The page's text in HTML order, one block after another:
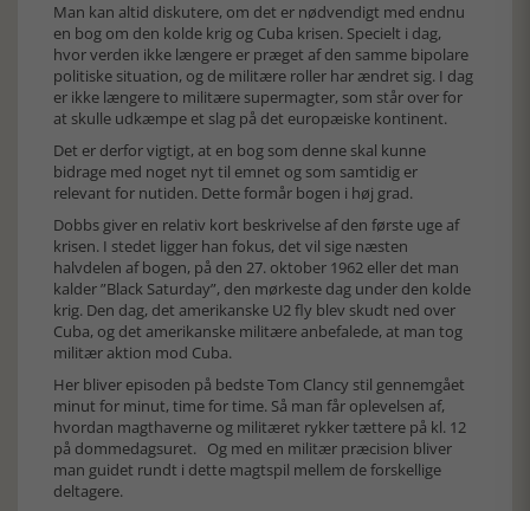
Man kan altid diskutere, om det er nødvendigt med endnu
en bog om den kolde krig og Cuba krisen. Specielt i dag,
hvor verden ikke længere er præget af den samme bipolare
politiske situation, og de militære roller har ændret sig. I dag
er ikke længere to militære supermagter, som står over for
at skulle udkæmpe et slag på det europæiske kontinent.
Det er derfor vigtigt, at en bog som denne skal kunne
bidrage med noget nyt til emnet og som samtidig er
relevant for nutiden. Dette formår bogen i høj grad.
Dobbs giver en relativ kort beskrivelse af den første uge af
krisen. I stedet ligger han fokus, det vil sige næsten
halvdelen af bogen, på den 27. oktober 1962 eller det man
kalder ”Black Saturday”, den mørkeste dag under den kolde
krig. Den dag, det amerikanske U2 fly blev skudt ned over
Cuba, og det amerikanske militære anbefalede, at man tog
militær aktion mod Cuba.
Her bliver episoden på bedste Tom Clancy stil gennemgået
minut for minut, time for time. Så man får oplevelsen af,
hvordan magthaverne og militæret rykker tættere på kl. 12
på dommedagsuret. Og med en militær præcision bliver
man guidet rundt i dette magtspil mellem de forskellige
deltagere.